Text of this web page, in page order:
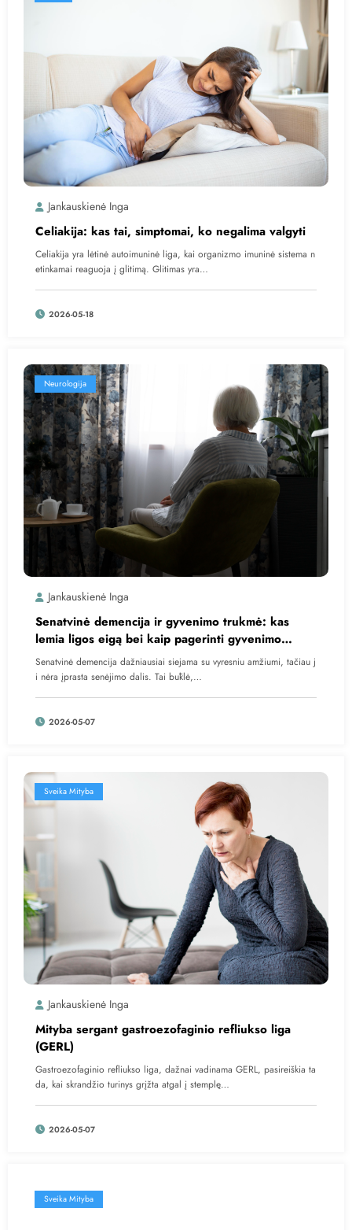
Jankauskienė Inga
Celiakija: kas tai, simptomai, ko negalima valgyti
Celiakija yra lėtinė autoimuninė liga, kai organizmo imuninė sistema n
etinkamai reaguoja į glitimą. Glitimas yra…
2026-05-18
Neurologija
Jankauskienė Inga
Senatvinė demencija ir gyvenimo trukmė: kas
lemia ligos eigą bei kaip pagerinti gyvenimo
kokybę?
Senatvinė demencija dažniausiai siejama su vyresniu amžiumi, tačiau j
i nėra įprasta senėjimo dalis. Tai būklė,…
2026-05-07
Sveika Mityba
Jankauskienė Inga
Mityba sergant gastroezofaginio refliukso liga
(GERL)
Gastroezofaginio refliukso liga, dažnai vadinama GERL, pasireiškia ta
da, kai skrandžio turinys grįžta atgal į stemplę…
2026-05-07
Sveika Mityba